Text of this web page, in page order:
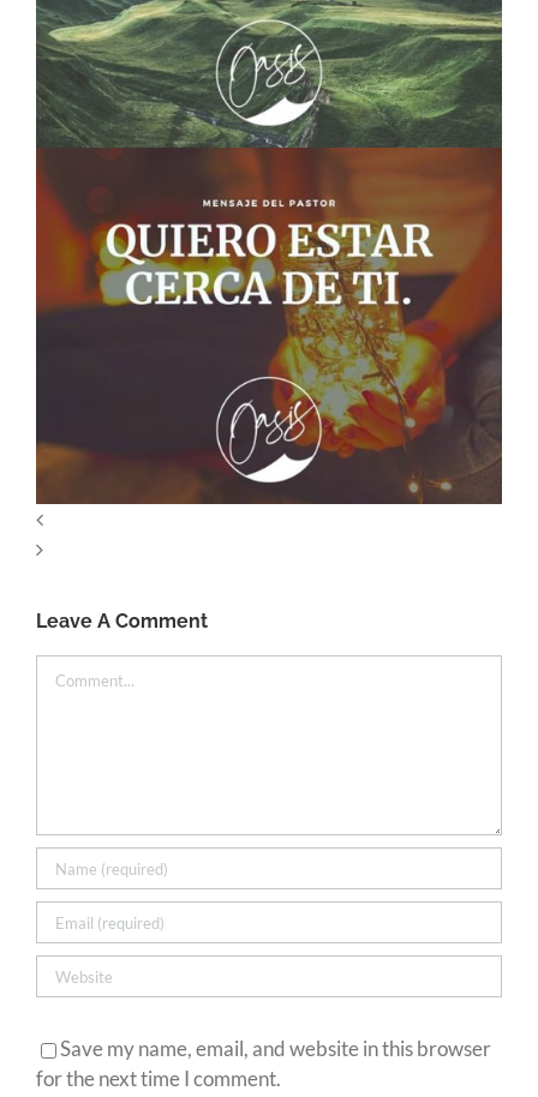
Leave A Comment
Comment
Save my name, email, and website in this browser
for the next time I comment.